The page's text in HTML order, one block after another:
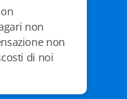
non
non
di noi